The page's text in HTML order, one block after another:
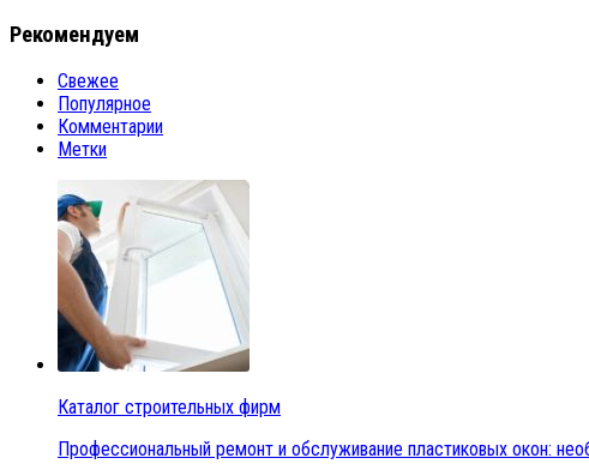
Рекомендуем
Свежее
Популярное
Комментарии
Метки
Каталог строительных фирм
Профессиональный ремонт и обслуживание пластиковых окон: